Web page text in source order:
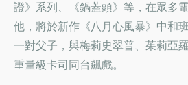
證》系列、《鍋蓋頭》等，在眾多
他，將於新作《八月心風暴》中和
一對父子，與梅莉史翠普、茱莉亞
重量級卡司同台飆戲。